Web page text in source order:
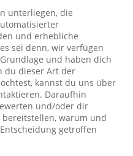
unterliegen, die
und erhebliche
sei denn, wir verfügen
und haben dich
du dieser Art der
kannst du uns über
Daraufhin
und/oder dir
warum und
getroffen